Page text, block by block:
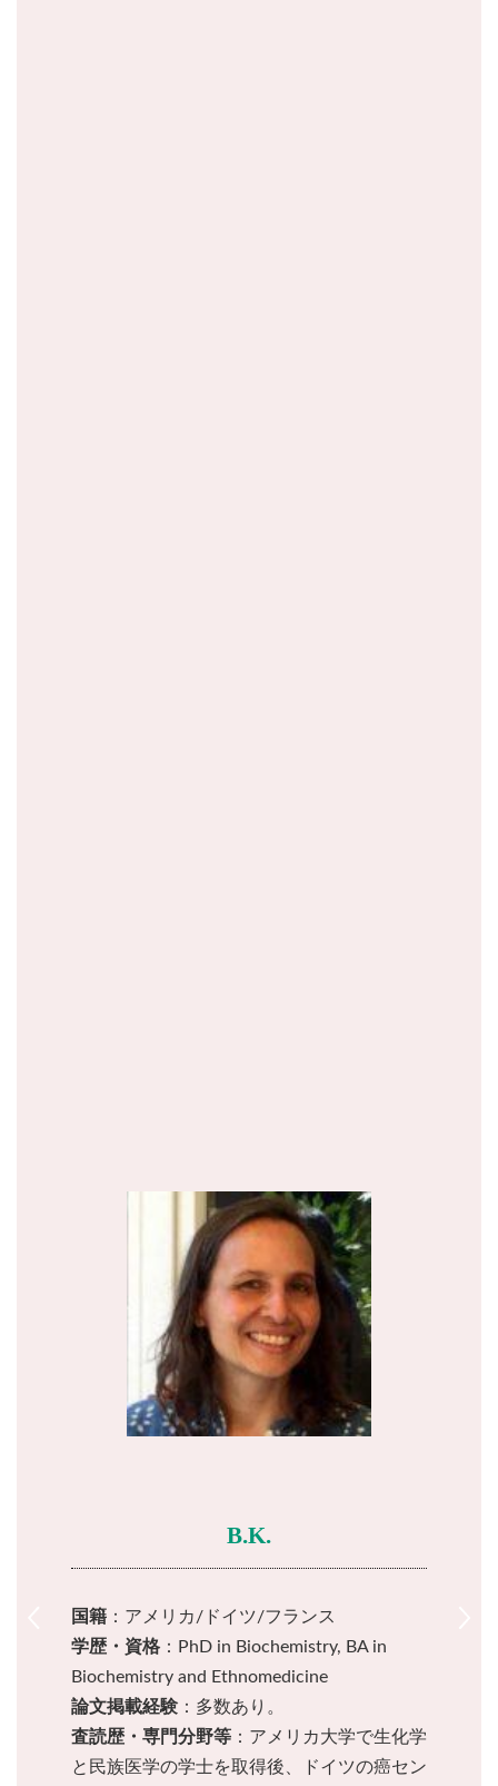
R.G.
国籍
：イギリス
学歴・資格
：PhD in Biochemistry
B.K.
国籍 ：アメリカ/ドイツ/フランス
学歴・資格 ：PhD in Biochemistry, BA in
Biochemistry and Ethnomedicine
論文掲載経験 ：多数あり。
査読歴・専門分野等 ：アメリカ大学で生化学
と民族医学の学士を取得後、ドイツの癌セン
C.L.
学歴・資格：
PhD in Physiology and Endocrinology,
BSc in Biological and Molecular Science,
F.J.
学歴・資格
：BA in English / Heavy Concentration
on Science
G.M.
国籍
：オーストラリア
学歴・資格
：PhD in Cell Biology, BSc in
W.M.
国籍
：アメリカ
学歴・資格
：PhD Virology and Cell Biology, BS
P.G.
学歴・資格
：MA in Natural Sciences, PhD in
Transplantation Immunology, Dr. habil in
E.L.
学歴・資格
：PhD in Protein Chemistry, BSc in
Chemistry
：PhD in Molecular Pharmacology, MSc
in Molecular Biology, BSc in Biomedical Sciences
論文掲載経験
：あり。
査読歴・専門分野等
：イギリスの大学で生物医学
L.R.
国籍
：アメリカ
学歴・資格
：BA in Biochemistry, PhD in
M.N.
：BA in Biochemistry, PhD in
P.R.
国籍
：アメリカ
学歴・資格
：PhD in Microbiology with Minor in
R.G.
国籍
：イギリス
学歴・資格
：PhD in Biochemistry
B.K.
：アメリカ/ドイツ/フランス
学歴・資格
：PhD in Biochemistry, BA in
Biochemistry and Ethnomedicine
：多数あり。
査読歴・専門分野等
：アメリカ大学で生化学
と民族医学の学士を取得後、ドイツの癌セン